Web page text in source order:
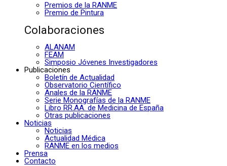
Premios de la RANME
Premio de Pintura
Colaboraciones
ALANAM
FEAM
Simposio Jóvenes Investigadores
Publicaciones
Boletín de Actualidad
Observatorio Científico
Anales de la RANME
Serie Monografías de la RANME
Libro RR.AA. de Medicina de España
Otras publicaciones
Noticias
Noticias
Actualidad Médica
RANME en los medios
Prensa
Contacto